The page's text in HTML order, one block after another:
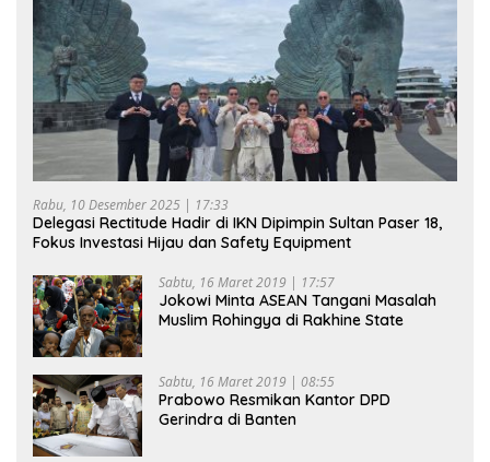
Rabu, 10 Desember 2025 | 17:33
Delegasi Rectitude Hadir di IKN Dipimpin Sultan Paser 18,
Fokus Investasi Hijau dan Safety Equipment
Sabtu, 16 Maret 2019 | 17:57
Jokowi Minta ASEAN Tangani Masalah
Muslim Rohingya di Rakhine State
Sabtu, 16 Maret 2019 | 08:55
Prabowo Resmikan Kantor DPD
Gerindra di Banten